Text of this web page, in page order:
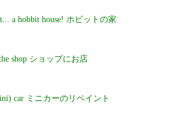
a hobbit house! ホビットの家
shop ショップにお店
car ミニカーのリペイント